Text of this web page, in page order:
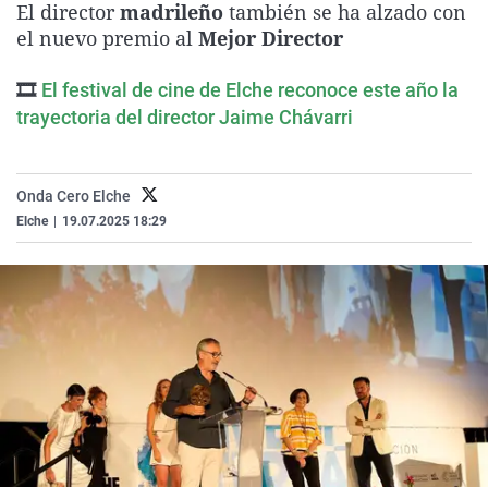
La rosa de los vientos
Como el perro y el
Caso
Equipo de
Extremadura
La Rioja
País Vasco
Virales
Elecciones
El directormadrileño también se ha alzado con
el nuevo premio al Mejor Director
🎞 El festival de cine de Elche reconoce este año la
trayectoria del director Jaime Chávarri
Onda Cero Elche
Elche 19.07.2025 18:29